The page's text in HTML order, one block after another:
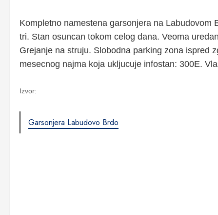
Kompletno namestena garsonjera na Labudovom
tri. Stan osuncan tokom celog dana. Veoma
Grejanje na struju. Slobodna parking zona ispred
mesecnog najma koja ukljucuje infostan: 300E.
Izvor:
Garsonjera Labudovo Brdo